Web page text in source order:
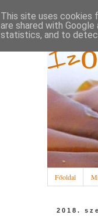
Főoldal
2018.
This site uses cookies
are shared with
statistics, and to